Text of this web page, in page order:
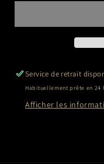
Service de retrait
Habituellement prête en 24
Afficher les